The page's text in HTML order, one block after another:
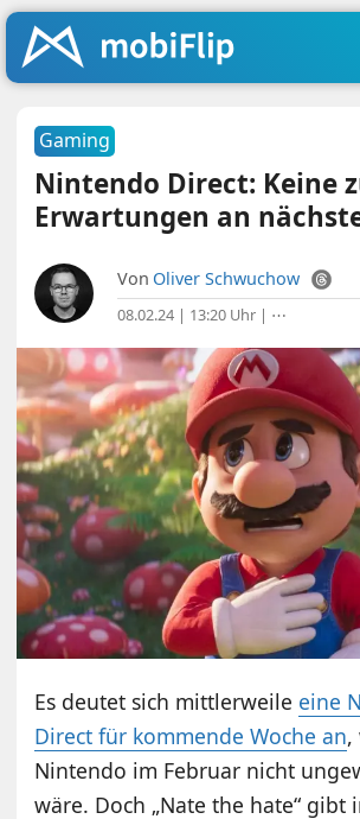
Gaming
Nintendo Direct: Keine
Erwartungen an
Von Oliver Schwuchow
08.02.24 | 13:20 Uhr | ⋯
Es deutet sich mittlerweile eine
Direct für kommende Woche an,
Nintendo im Februar nicht
wäre. Doch „Nate the hate“ gibt